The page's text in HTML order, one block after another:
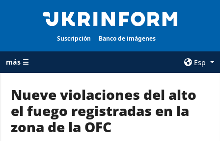
Suscripción Banco de imágenes
más ☰
Esp
TODAS LAS
CATEGORÍAS
Guerra
AGENCIA
Nueve violaciones del alto
el fuego registradas en la
zona de la OFC